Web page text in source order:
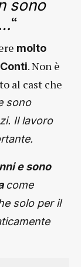
sono
“
molto
. Non è
al cast che
sono
Il lavoro
e sono
come
solo per il